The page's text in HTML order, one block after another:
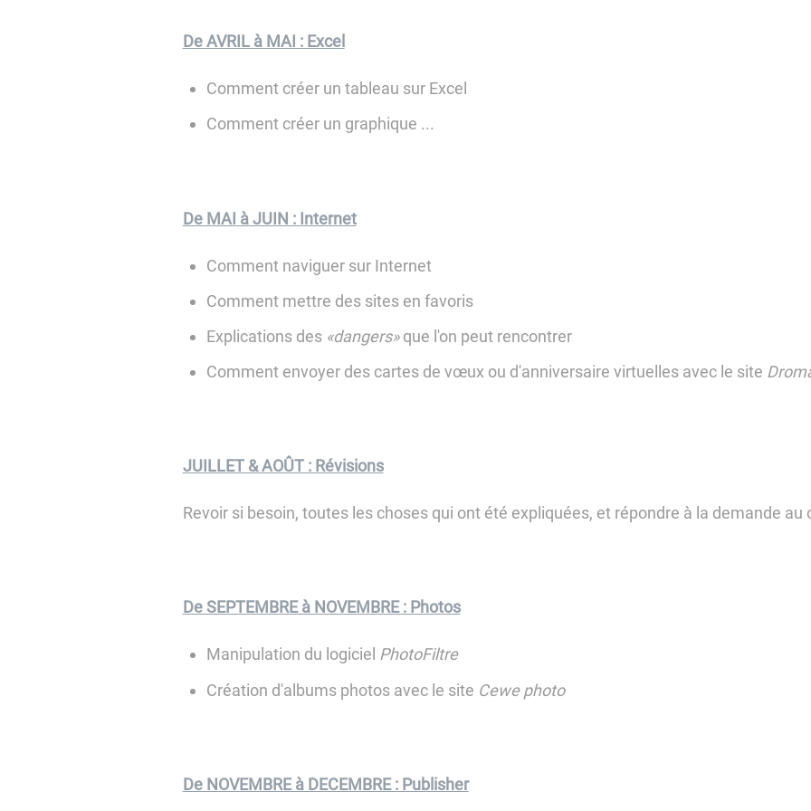
De AVRIL à MAI : Excel
Comment créer un tableau sur Excel
Comment créer un graphique ...
De MAI à JUIN : Internet
Comment naviguer sur Internet
Comment mettre des sites en favoris
Explications des «dangers»que l'on peut rencontrer
Comment envoyer des cartes de vœux ou d'anniversaire virtuelles avec le site
JUILLET & AOÛT : Révisions
Revoir si besoin, toutes les choses qui ont été expliquées, et répondre à la demande au
De SEPTEMBRE à NOVEMBRE : Photos
Manipulation du logiciel PhotoFiltre
Création d'albums photos avec le site Cewe photo
De NOVEMBRE à DECEMBRE : Publisher